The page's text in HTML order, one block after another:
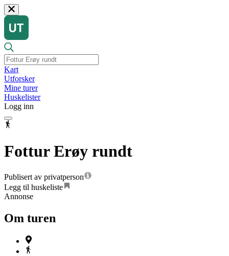
Kart
Utforsker
Mine turer
Huskelister
Logg inn
Fottur Erøy rundt
Publisert av privatperson
Legg til huskeliste
Annonse
Om turen